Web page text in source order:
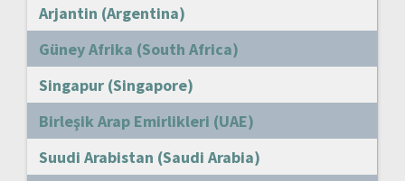
Arjantin (Argentina)
Güney Afrika (South Africa)
Singapur (Singapore)
Birleşik Arap Emirlikleri (UAE)
Suudi Arabistan (Saudi Arabia)